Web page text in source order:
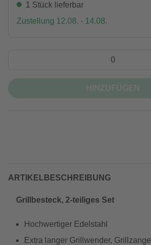
1 Stück lieferbar
Zustellung 12.08. - 14.08.
ARTIKELBESCHREIBUNG
Grillbesteck, 2-teiliges Set
Hochwertiger Edelstahl
Extra langer Grillwender, Grillzange